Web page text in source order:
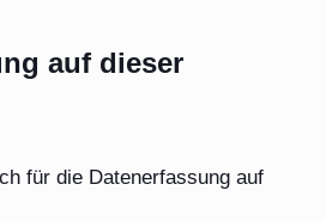
auf dieser
für die Datenerfassung auf